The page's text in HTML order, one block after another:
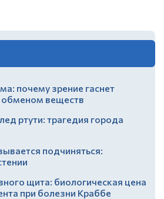
почему зрение гаснет
веществ
ртути: трагедия города
подчиняться:
щита: биологическая цена
при болезни Краббе